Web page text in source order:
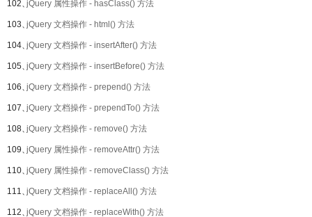
102、jQuery 属性操作 - hasClass() 方法
103、jQuery 文档操作 - html() 方法
104、jQuery 文档操作 - insertAfter() 方法
105、jQuery 文档操作 - insertBefore() 方法
106、jQuery 文档操作 - prepend() 方法
107、jQuery 文档操作 - prependTo() 方法
108、jQuery 文档操作 - remove() 方法
109、jQuery 属性操作 - removeAttr() 方法
110、jQuery 属性操作 - removeClass() 方法
111、jQuery 文档操作 - replaceAll() 方法
112、jQuery 文档操作 - replaceWith() 方法